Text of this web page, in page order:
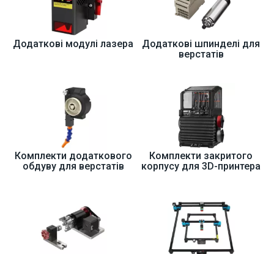
Додаткові модулі лазера
Додаткові шпинделі для
верстатів
Комплекти додаткового
обдуву для верстатів
Комплекти закритого
корпусу для 3D-принтера